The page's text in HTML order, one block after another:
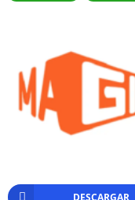
DESCARGAR